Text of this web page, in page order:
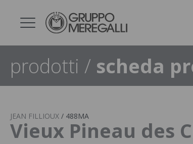
prodotti / scheda
JEAN FILLIOUX / 488MA
Vieux Pineau des